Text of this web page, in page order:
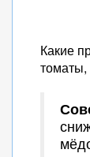
Какие
томаты,